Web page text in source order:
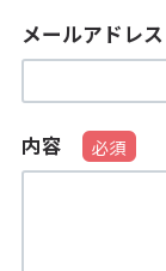
メールアドレス
内容